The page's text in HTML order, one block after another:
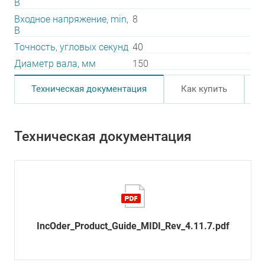
В
Входное напряжение, min,
В
8
Точность, угловых секунд 40
Диаметр вала, мм
150
Техническая документация Как купить
Техническая документация
IncOder_Product_Guide_MIDI_Rev_4.11.7.pdf